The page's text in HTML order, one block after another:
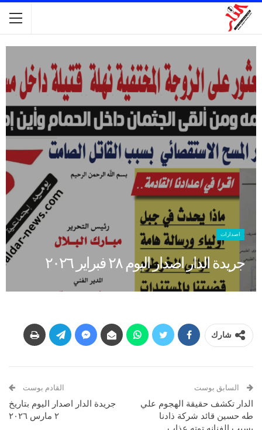
اصدارات
جريدة الدار اصدار اليوم ٢٨ فبراير ٢٠٢٦
شارك
السابق بوست
الدار تكشف حقيقة الهجوم علي
طه حسين قائد شركة ذادنا
القادم بوست
جريدة الدار اصدار اليوم بتاريخ
٢ مارس ٢٠٢٦